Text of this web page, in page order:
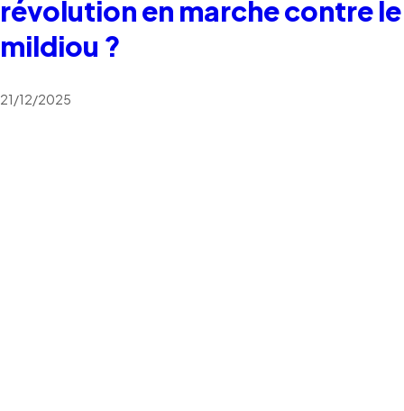
révolution en marche contre le
mildiou ?
21/12/2025